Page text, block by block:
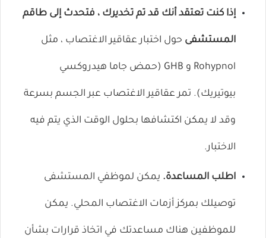
إذا كنت تعتقد أنك قد تم تخديرك ، فتحدث إلى طاقم
المستشفى حول اختبار عقاقير الاغتصاب ، مثل
Rohypnol و GHB (حمض جاما هيدروكسي
بيوتيريك). تمر عقاقير الاغتصاب عبر الجسم بسرعة
وقد لا يمكن اكتشافها بحلول الوقت الذي يتم فيه
الاختبار.
اطلب المساعدة. يمكن لموظفي المستشفى
توصيلك بمركز أزمات الاغتصاب المحلي. يمكن
للموظفين هناك مساعدتك في اتخاذ قرارات بشأن